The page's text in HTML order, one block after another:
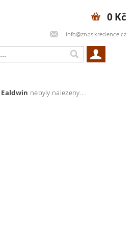
info@znasikredence.cz
0 Kč
Ealdwin nebyly nalezeny....